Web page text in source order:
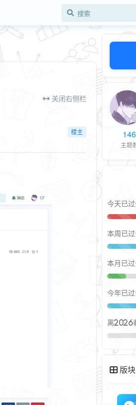
关闭右侧栏
楼主 146
主题
今天已
本周已
本月已
今年已
离2026
版块